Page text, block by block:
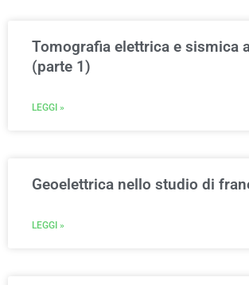
Tomografia elettrica e sismica
(parte 1)
LEGGI »
Geoelettrica nello studio di
LEGGI »